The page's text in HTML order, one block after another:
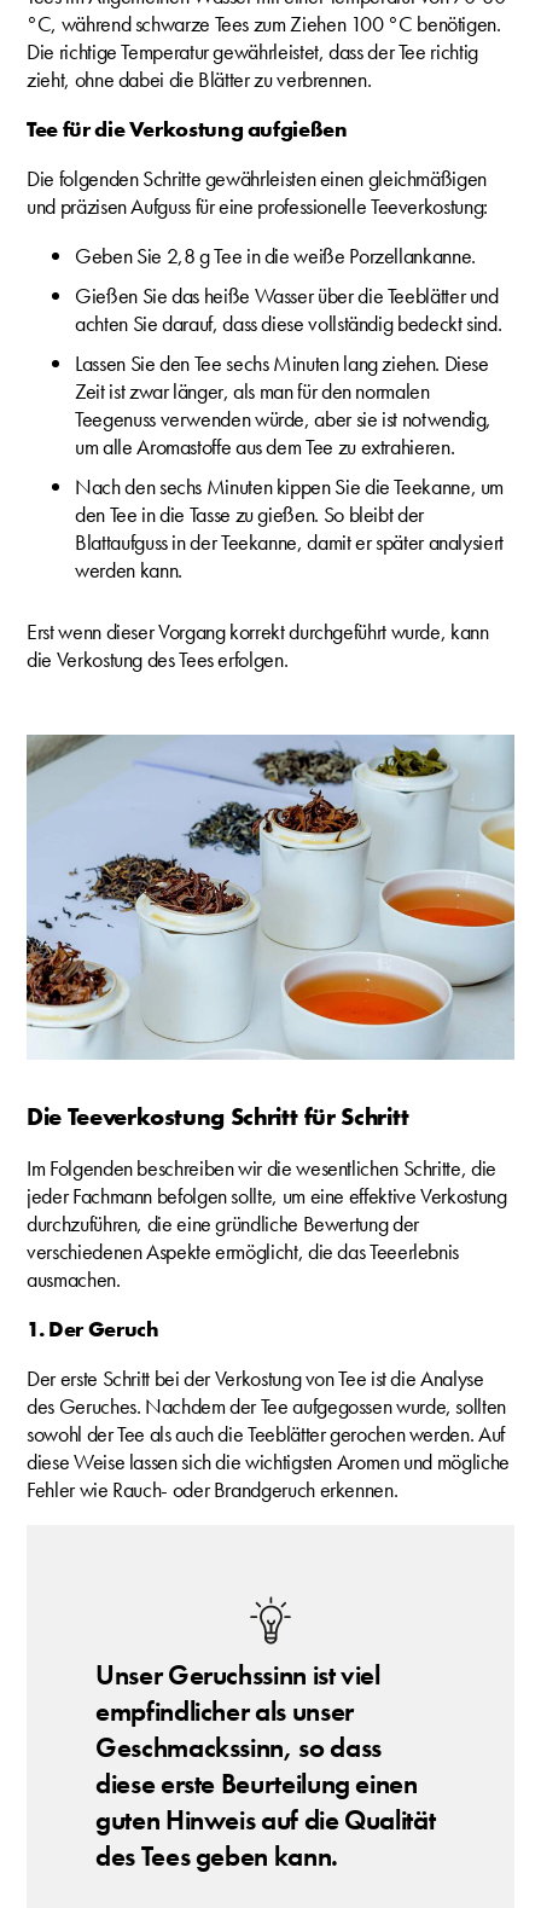
°C, während schwarze Tees zum Ziehen 100 °C benötigen.
Die richtige Temperatur gewährleistet, dass der Tee richtig
zieht, ohne dabei die Blätter zu verbrennen.
Tee für die Verkostung aufgießen
Die folgenden Schritte gewährleisten einen gleichmäßigen
und präzisen Aufguss für eine professionelle Teeverkostung:
Geben Sie 2,8 g Tee in die weiße Porzellankanne.
Gießen Sie das heiße Wasser über die Teeblätter und
achten Sie darauf, dass diese vollständig bedeckt sind.
Lassen Sie den Tee sechs Minuten lang ziehen. Diese
Zeit ist zwar länger, als man für den normalen
Teegenuss verwenden würde, aber sie ist notwendig,
um alle Aromastoffe aus dem Tee zu extrahieren.
Nach den sechs Minuten kippen Sie die Teekanne, um
den Tee in die Tasse zu gießen. So bleibt der
Blattaufguss in der Teekanne, damit er später analysiert
werden kann.
Erst wenn dieser Vorgang korrekt durchgeführt wurde, kann
die Verkostung des Tees erfolgen.
Die Teeverkostung Schritt für Schritt
Im Folgenden beschreiben wir die wesentlichen Schritte, die
jeder Fachmann befolgen sollte, um eine effektive Verkostung
durchzuführen, die eine gründliche Bewertung der
verschiedenen Aspekte ermöglicht, die das Teeerlebnis
ausmachen.
1. Der Geruch
Der erste Schritt bei der Verkostung von Tee ist die Analyse
des Geruches. Nachdem der Tee aufgegossen wurde, sollten
sowohl der Tee als auch die Teeblätter gerochen werden. Auf
diese Weise lassen sich die wichtigsten Aromen und mögliche
Fehler wie Rauch- oder Brandgeruch erkennen.
Unser Geruchssinn ist viel
empfindlicher als unser
Geschmackssinn, so dass
diese erste Beurteilung einen
guten Hinweis auf die Qualität
des Tees geben kann.